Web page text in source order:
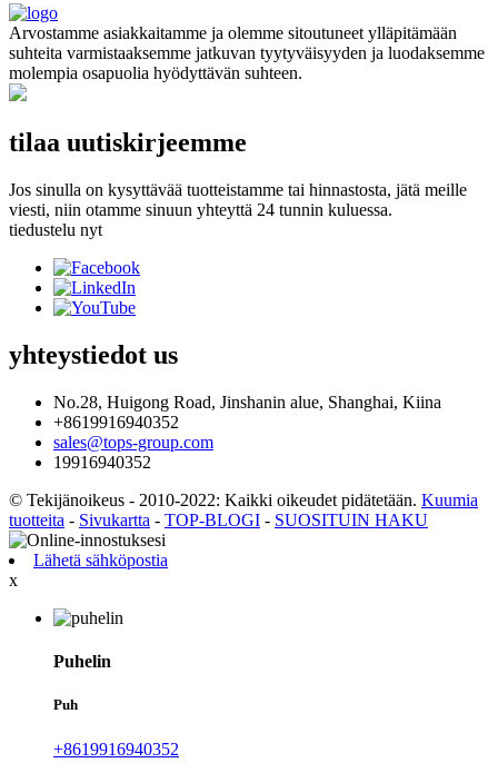
Arvostamme asiakkaitamme ja olemme sitoutuneet ylläpitämään
suhteita varmistaaksemme jatkuvan tyytyväisyyden ja luodaksemme
molempia osapuolia hyödyttävän suhteen.
tilaa uutiskirjeemme
Jos sinulla on kysyttävää tuotteistamme tai hinnastosta, jätä meille
viesti, niin otamme sinuun yhteyttä 24 tunnin kuluessa.
tiedustelu nyt
yhteystiedot us
No.28, Huigong Road, Jinshanin alue, Shanghai, Kiina
+8619916940352
sales@tops-group.com
19916940352
© Tekijänoikeus - 2010-2022: Kaikki oikeudet pidätetään. Kuumia
tuotteita - Sivukartta - TOP-BLOGI - SUOSITUIN HAKU
Lähetä sähköpostia
x
Puhelin
Puh
+8619916940352